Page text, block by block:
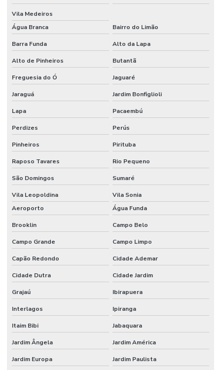
Vila Medeiros
Água Branca
Bairro do Limão
Barra Funda Alto da Lapa
Alto de Pinheiros Butantã
Freguesia do Ó Jaguaré
Jaraguá Jardim Bonfiglioli
Lapa Pacaembú
Perdizes Perús
Pinheiros Pirituba
Raposo Tavares Rio Pequeno
São Domingos Sumaré
Vila Leopoldina
Vila Sonia
Aeroporto
Água Funda
Brooklin Campo Belo
Campo Grande Campo Limpo
Capão Redondo Cidade Ademar
Cidade Dutra Cidade Jardim
Grajaú Ibirapuera
Interlagos Ipiranga
Itaim Bibi Jabaquara
Jardim Ângela Jardim América
Jardim Europa Jardim Paulista